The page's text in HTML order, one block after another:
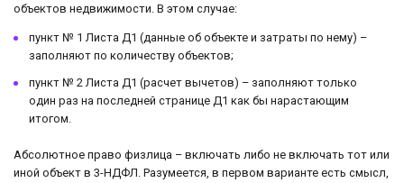
объектов недвижимости. В этом случае:
пункт № 1 Листа Д1 (данные об объекте и затраты по нему) –
заполняют по количеству объектов;
пункт № 2 Листа Д1 (расчет вычетов) – заполняют только
один раз на последней странице Д1 как бы нарастающим
итогом.
Абсолютное право физлица – включать либо не включать тот или
иной объект в 3-НДФЛ. Разумеется, в первом варианте есть смысл,